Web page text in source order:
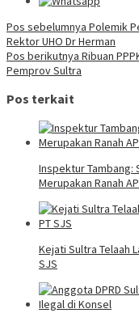
Navigasi
pos
Pos sebelumnya Polemik
Rektor UHO Dr Herman
Pos berikutnya Ribuan
Pemprov Sultra
Pos terkait
Inspektur Tambang:
Merupakan Ranah
Kejati Sultra Telaah
SJS